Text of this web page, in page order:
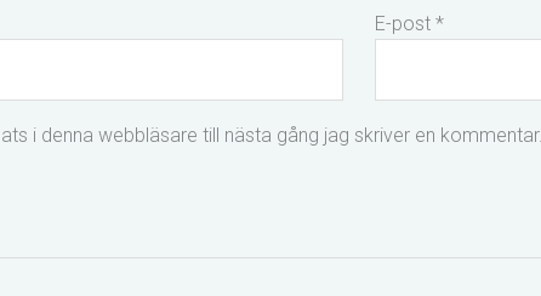
E-post *
i denna webbläsare till nästa gång jag skriver en kommentar.